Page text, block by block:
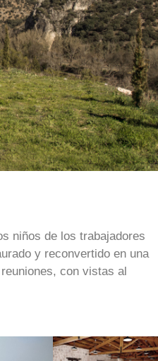
niños de los trabajadores
y reconvertido en una
con vistas al